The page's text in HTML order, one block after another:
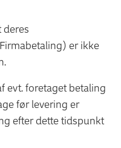
deres
er ikke
evt. foretaget betaling
før levering er
efter dette tidspunkt